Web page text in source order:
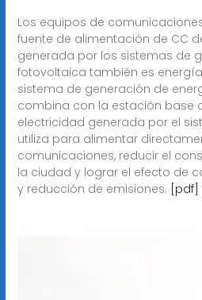
Los equipos de
fuente de alimentación de CC
generada por los sistemas de
fotovoltaica también es
sistema de generación de
combina con la estación base
electricidad generada por el
utiliza para alimentar
comunicaciones, reducir el
la ciudad y lograr el efecto de
y reducción de emisiones. [pdf]